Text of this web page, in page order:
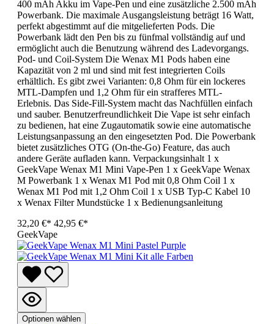
400 mAh Akku im Vape-Pen und eine zusätzliche 2.500 mAh
Powerbank. Die maximale Ausgangsleistung beträgt 16 Watt,
perfekt abgestimmt auf die mitgelieferten Pods. Die
Powerbank lädt den Pen bis zu fünfmal vollständig auf und
ermöglicht auch die Benutzung während des Ladevorgangs.
Pod- und Coil-System Die Wenax M1 Pods haben eine
Kapazität von 2 ml und sind mit fest integrierten Coils
erhältlich. Es gibt zwei Varianten: 0,8 Ohm für ein lockeres
MTL-Dampfen und 1,2 Ohm für ein strafferes MTL-
Erlebnis. Das Side-Fill-System macht das Nachfüllen einfach
und sauber. Benutzerfreundlichkeit Die Vape ist sehr einfach
zu bedienen, hat eine Zugautomatik sowie eine automatische
Leistungsanpassung an den eingesetzten Pod. Die Powerbank
bietet zusätzliches OTG (On-the-Go) Feature, das auch
andere Geräte aufladen kann. Verpackungsinhalt 1 x
GeekVape Wenax M1 Mini Vape-Pen 1 x GeekVape Wenax
M Powerbank 1 x Wenax M1 Pod mit 0,8 Ohm Coil 1 x
Wenax M1 Pod mit 1,2 Ohm Coil 1 x USB Typ-C Kabel 10
x Wenax Filter Mundstücke 1 x Bedienungsanleitung
32,20 €* 42,95 €*
GeekVape
Optionen wählen